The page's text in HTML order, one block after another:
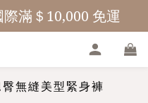
滿＄10,000 免運
無縫美型緊身褲